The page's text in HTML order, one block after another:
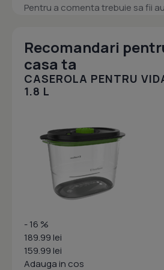
Pentru a comenta trebuie sa fii
Recomandari
casa ta
CASEROLA PENTRU
1.8 L
- 16 %
189.99 lei
159.99 lei
Adauga in cos